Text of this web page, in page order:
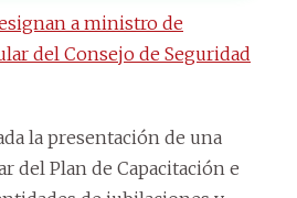
a ministro de
del Consejo de Seguridad
la presentación de una
del Plan de Capacitación e